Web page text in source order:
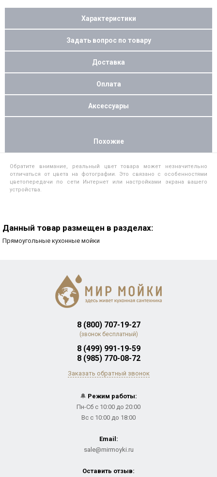
Характеристики
Задать вопрос по товару
Доставка
Оплата
Аксессуары
Похожие
Обратите внимание, реальный цвет товара может незначительно
отличаться от цвета на фотографии. Это связано с особенностями
цветопередачи по сети Интернет или настройками экрана вашего
устройства.
Данный товар размещен в разделах:
Прямоугольные кухонные мойки
8 (800) 707-19-27
(звонок бесплатный)
8 (499) 991-19-59
8 (985) 770-08-72
Заказать обратный звонок
🔔 Режим работы:
Пн-Сб с 10:00 до 20:00
Вс с 10:00 до 18:00
Email:
sale@mirmoyki.ru
Оставить отзыв: